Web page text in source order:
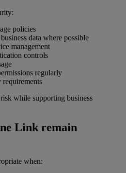
policies
data where possible
management
controls
regularly
requirements
while supporting business
Link remain
when: